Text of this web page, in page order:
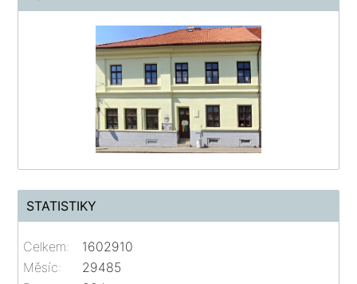
STATISTIKY
Celkem:
1602910
Měsíc:
29485